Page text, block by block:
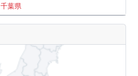
千葉県